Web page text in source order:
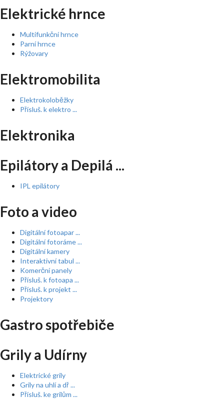
Elektrické hrnce
Multifunkční hrnce
Parní hrnce
Rýžovary
Elektromobilita
Elektrokoloběžky
Přísluš. k elektro ...
Elektronika
Epilátory a Depilá ...
IPL epilátory
Foto a video
Digitální fotoapar ...
Digitální fotoráme ...
Digitální kamery
Interaktivní tabul ...
Komerční panely
Přísluš. k fotoapa ...
Přísluš. k projekt ...
Projektory
Gastro spotřebiče
Grily a Udírny
Elektrické grily
Grily na uhlí a dř ...
Přísluš. ke grilům ...